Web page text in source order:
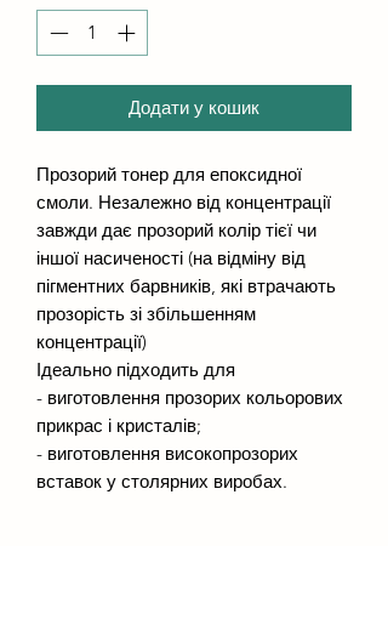
Додати у кошик
Прозорий тонер для епоксидної
смоли. Незалежно від концентрації
завжди дає прозорий колір тієї чи
іншої насиченості (на відміну від
пігментних барвників, які втрачають
прозорість зі збільшенням
концентрації)
Ідеально підходить для
- виготовлення прозорих кольорових
прикрас і кристалів;
- виготовлення високопрозорих
вставок у столярних виробах.